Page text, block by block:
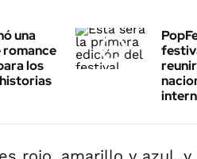
una
romance
los